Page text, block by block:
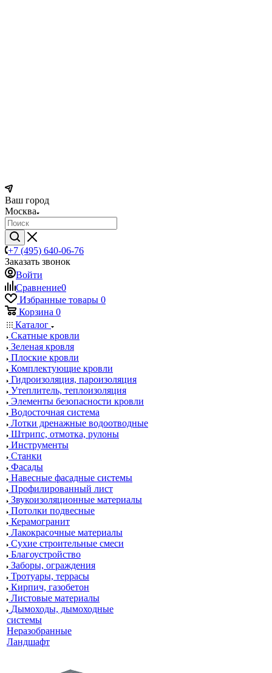
Ваш город
Москва
+7 (495) 640-06-76
Заказать звонок
Войти
Сравнение0
Избранные товары 0
Корзина 0
Каталог
Скатные кровли
Зеленая кровля
Плоские кровли
Комплектующие кровли
Гидроизоляция, пароизоляция
Утеплитель, теплоизоляция
Элементы безопасности кровли
Водосточная система
Лотки дренажные водоотводные
Штрипс, отмотка, рулоны
Инструменты
Станки
Фасады
Навесные фасадные системы
Профилированный лист
Звукоизоляционные материалы
Потолки подвесные
Керамогранит
Лакокрасочные материалы
Сухие строительные смеси
Благоустройство
Заборы, ограждения
Тротуары, террасы
Кирпич, газобетон
Листовые материалы
Дымоходы, дымоходные
системы
Неразобранные
Ландшафт